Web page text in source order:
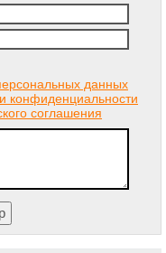
данных
конфиденциальности
соглашения